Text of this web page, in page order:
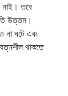
নাই। তবে
উত্তম।
না ঘটে এবং
থাকতে